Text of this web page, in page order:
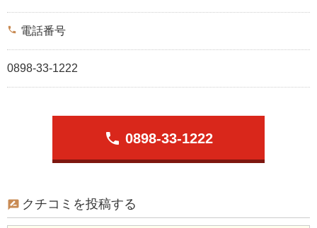
phone 電話番号
0898-33-1222
phone 0898-33-1222
クチコミを投稿する